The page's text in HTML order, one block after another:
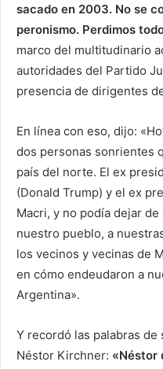
sacado en 2003. No se
peronismo. Perdimos
marco del multitudinario
autoridades del Partido
presencia de dirigentes
En línea con eso, dijo:
dos personas sonrientes
país del norte. El ex
(Donald Trump) y el ex
Macri, y no podía dejar
nuestro pueblo, a
los vecinos y vecinas de
en cómo endeudaron a
Argentina».
Y recordó las palabras
Néstor Kirchner: «Néstor